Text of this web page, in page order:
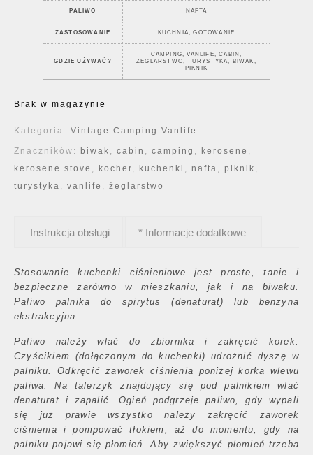
PALIWO NAFTA
ZASTOSOWANIE KUCHNIA, GOTOWANIE
GDZIE UŻYWAĆ?
CAMPING, VANLIFE, CABIN,
ŻEGLARSTWO, TURYSTYKA, BIWAK,
PIKNIK
Brak w magazynie
Kategoria: Vintage Camping Vanlife
Znaczników: biwak , cabin , camping , kerosene ,
kerosene stove , kocher, kuchenki , nafta , piknik ,
turystyka , vanlife , żeglarstwo
Instrukcja obsługi * Informacje dodatkowe
Stosowanie kuchenki ciśnieniowe jest proste, tanie i
bezpieczne zarówno w mieszkaniu, jak i na biwaku.
Paliwo palnika do spirytus (denaturat) lub benzyna
ekstrakcyjna.
Paliwo należy wlać do zbiornika i zakręcić korek.
Czyścikiem (dołączonym do kuchenki) udrożnić dyszę w
palniku. Odkręcić zaworek ciśnienia poniżej korka wlewu
paliwa. Na talerzyk znajdujący się pod palnikiem wlać
denaturat i zapalić. Ogień podgrzeje paliwo, gdy wypali
się już prawie wszystko należy zakręcić zaworek
ciśnienia i pompować tłokiem, aż do momentu, gdy na
palniku pojawi się płomień. Aby zwiększyć płomień trzeba